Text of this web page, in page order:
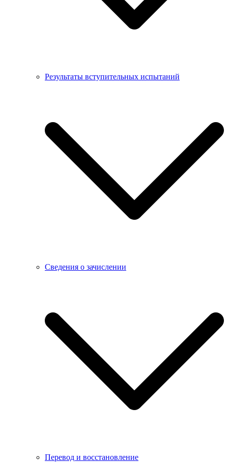
Результаты вступительных испытаний
Сведения о зачислении
Перевод и восстановление